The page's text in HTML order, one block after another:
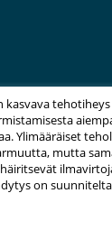
kasvava
Ylimääräiset
mutta
on